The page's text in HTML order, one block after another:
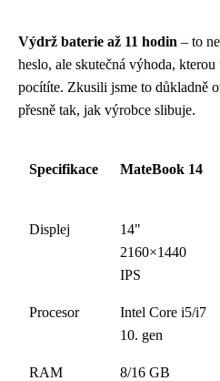
Výdrž baterie až 11 hodin – to
heslo, ale skutečná výhoda,
pocítíte. Zkusili jsme to důkladně
přesně tak, jak výrobce slibuje.
Specifikace MateBook 14
Displej
14"
2160×1440
IPS
Procesor
Intel Core i5/i7
10. gen
RAM 8/16 GB